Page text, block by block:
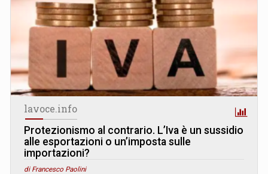
lavoce.info
Protezionismo al contrario. L’Iva è un sussidio
alle esportazioni o un’imposta sulle
importazioni?
di Francesco Paolini